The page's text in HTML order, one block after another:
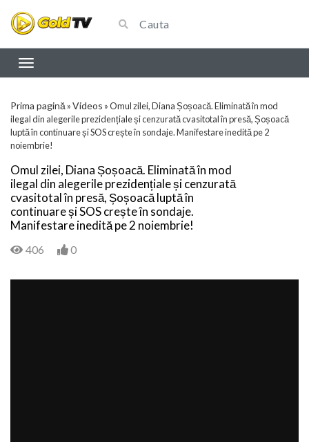
Prima pagină »Videos »Omul zilei, Diana Șoșoacă. Eliminată în mod
ilegal din alegerile prezidențiale și cenzurată cvasitotal în presă, Șoșoacă
luptă în continuare și SOS crește în sondaje. Manifestare inedită pe 2
noiembrie!
Omul zilei, Diana Șoșoacă. Eliminată în mod
ilegal din alegerile prezidențiale și cenzurată
cvasitotal în presă, Șoșoacă luptă în
continuare și SOS crește în sondaje.
Manifestare inedită pe 2 noiembrie!
406 0